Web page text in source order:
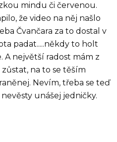
mindu či červenou.
že video na něj našlo
Čvančara za to dostal v
padat.....někdy to holt
A největší radost mám z
na to se těším
Nevím, třeba se teď
unášej jedničky.